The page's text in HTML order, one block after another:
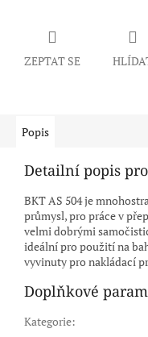
ZEPTAT SE
Popis
Detailní popis
BKT AS 504 je
průmysl, pro práce v
velmi dobrými
ideální pro použití na
vyvinuty pro nakládací
Doplňkové
Kategorie: